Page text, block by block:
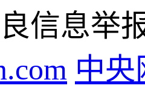
信息举
中